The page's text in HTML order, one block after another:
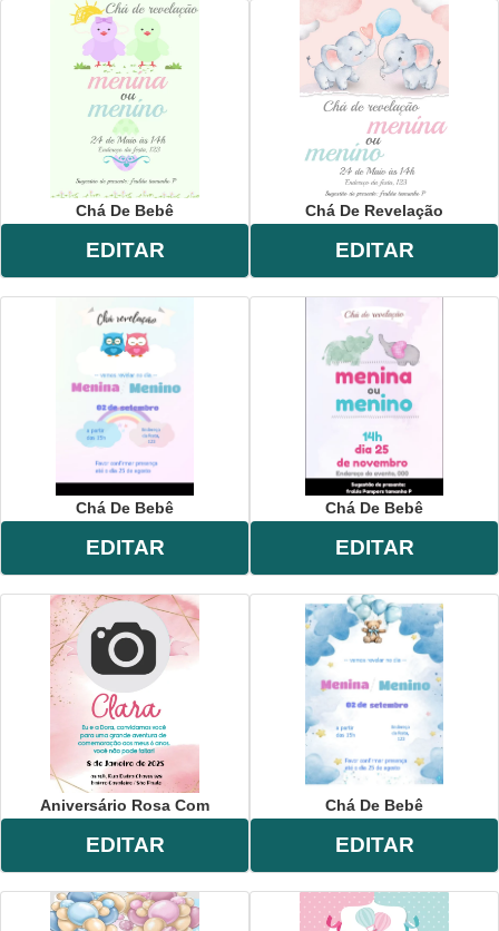
Chá De Bebê
EDITAR
Chá De Revelação
EDITAR
Chá De Bebê
EDITAR
Chá De Bebê
EDITAR
Aniversário Rosa Com
EDITAR
Chá De Bebê
EDITAR